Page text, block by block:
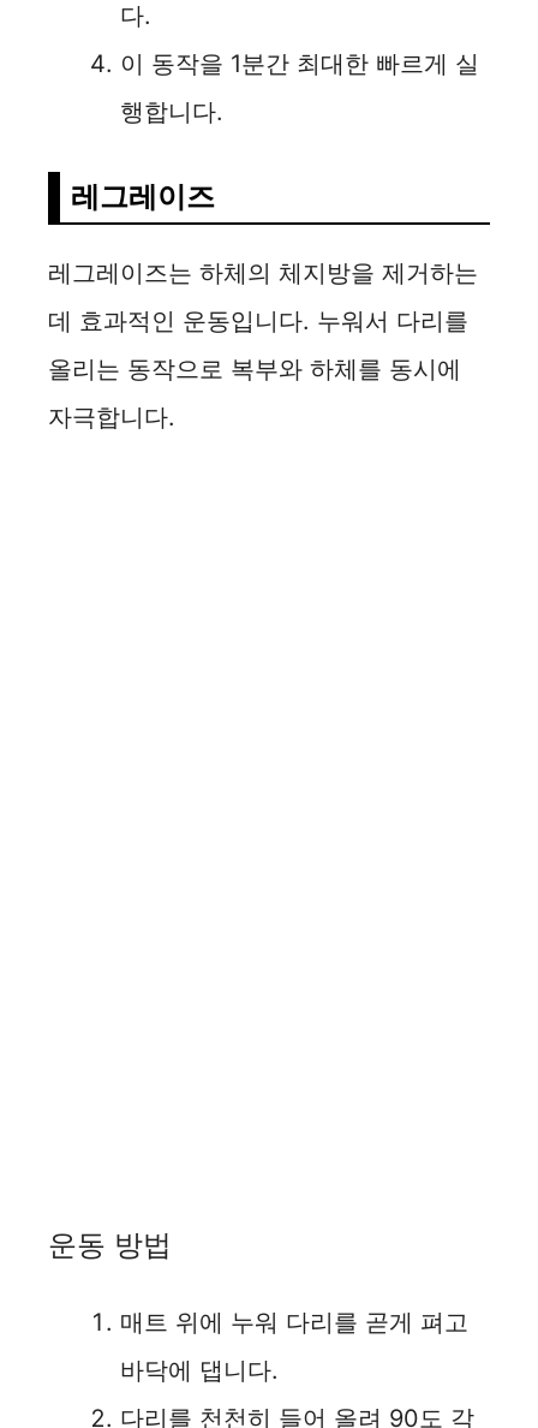
다.
이 동작을 1분간 최대한 빠르게 실
행합니다.
레그레이즈
레그레이즈는 하체의 체지방을 제거하는
데 효과적인 운동입니다. 누워서 다리를
올리는 동작으로 복부와 하체를 동시에
자극합니다.
운동 방법
매트 위에 누워 다리를 곧게 펴고
바닥에 댑니다.
다리를 천천히 들어 올려 90도 각